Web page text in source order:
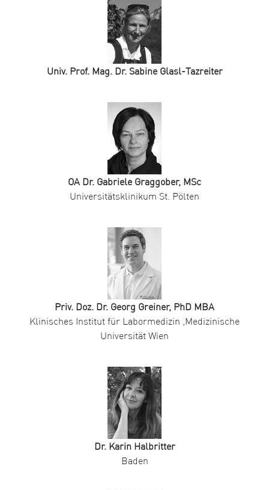
Univ. Prof. Mag. Dr. Sabine Glasl-Tazreiter
OA Dr. Gabriele Graggober, MSc
Universitätsklinikum St. Pölten
Priv. Doz. Dr. Georg Greiner, PhD MBA
Klinisches Institut für Labormedizin ,Medizinische
Universität Wien
Dr. Karin Halbritter
Baden